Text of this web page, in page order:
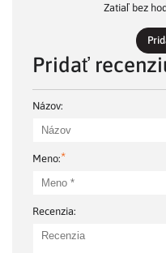
Zatiaľ bez
Pridať
Názov:
Meno:*
Recenzia: